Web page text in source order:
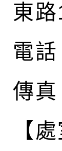
東
電
傳
【